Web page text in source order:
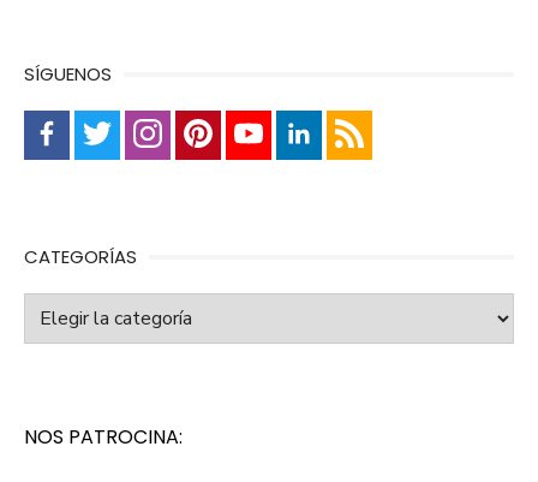
SÍGUENOS
CATEGORÍAS
Categorías
NOS PATROCINA: